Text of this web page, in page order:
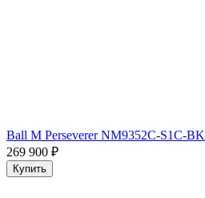
Ball M Perseverer NM9352C-S1C-BK
269 900 ₽
Купить